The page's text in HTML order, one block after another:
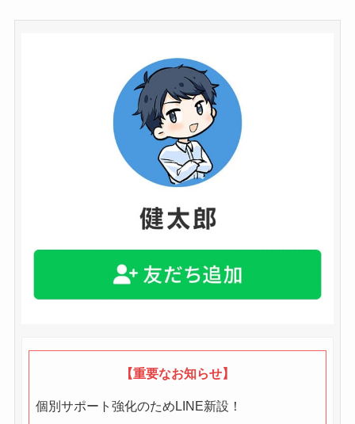
【重要なお知らせ】
個別サポート強化のためLINE新設！